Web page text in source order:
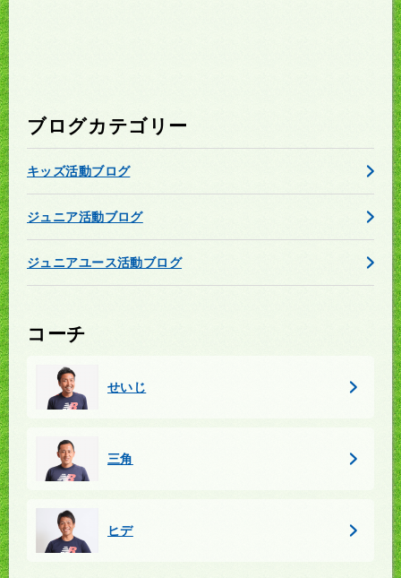
ブログカテゴリー
キッズ活動ブログ
ジュニア活動ブログ
ジュニアユース活動ブログ
コーチ
せいじ
三角
ヒデ